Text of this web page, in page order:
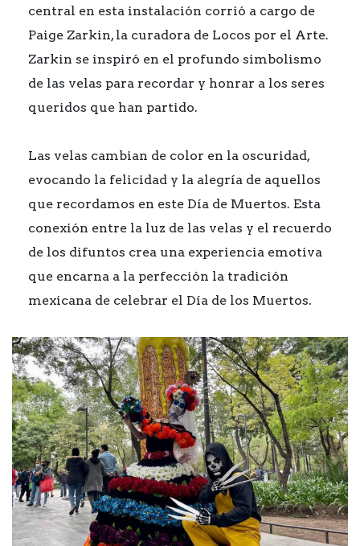
central en esta instalación corrió a cargo de
Paige Zarkin, la curadora de Locos por el Arte.
Zarkin se inspiró en el profundo simbolismo
de las velas para recordar y honrar a los seres
queridos que han partido.
Las velas cambian de color en la oscuridad,
evocando la felicidad y la alegría de aquellos
que recordamos en este Día de Muertos. Esta
conexión entre la luz de las velas y el recuerdo
de los difuntos crea una experiencia emotiva
que encarna a la perfección la tradición
mexicana de celebrar el Día de los Muertos.